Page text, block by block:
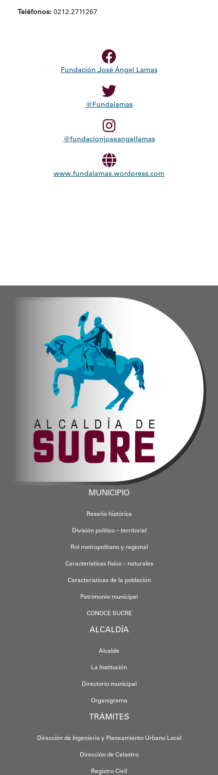
Teléfonos: 0212.2711267
Fundación José Ángel Lamas
@Fundalamas
@fundacionjoseangellamas
www.fundalamas.wordpress.com
MUNICIPIO
Reseña histórica
División político – territorial
Rol metropolitano y regional
Características físico – naturales
Características de la población
Patrimonio municipal
CONOCE SUCRE
ALCALDÍA
Alcalde
La Institución
Directorio municipal
Organigrama
TRÁMITES
Dirección de Ingeniería y Planeamiento Urbano Local
Dirección de Catastro
Registro Civil